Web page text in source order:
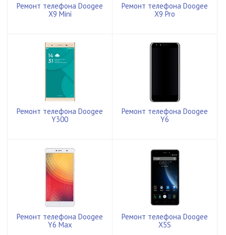
Ремонт телефона Doogee
X9 Mini
Ремонт телефона Doogee
X9 Pro
Ремонт телефона Doogee
Y300
Ремонт телефона Doogee
Y6
Ремонт телефона Doogee
Y6 Max
Ремонт телефона Doogee
X5S